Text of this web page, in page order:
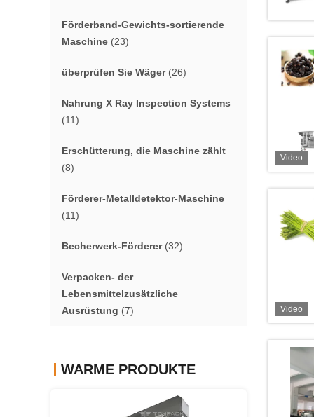
Förderband-Gewichts-sortierende
Maschine (23)
überprüfen Sie Wäger(26)
Nahrung X Ray Inspection Systems
(11)
Erschütterung, die Maschine zählt
(8)
Förderer-Metalldetektor-Maschine
(11)
Becherwerk-Förderer(32)
Verpacken- der
Lebensmittelzusätzliche
Ausrüstung (7)
WARME PRODUKTE
Video
Video